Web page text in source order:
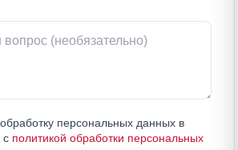
персональных данных в
с политикой обработки персональных